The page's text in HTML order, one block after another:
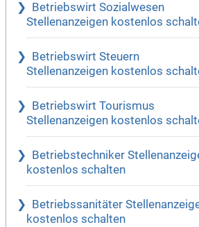
Betriebswirt Sozialwesen
Stellenanzeigen kostenlos
Betriebswirt Steuern
Stellenanzeigen kostenlos
Betriebswirt Tourismus
Stellenanzeigen kostenlos
Betriebstechniker
kostenlos schalten
Betriebssanitäter
kostenlos schalten